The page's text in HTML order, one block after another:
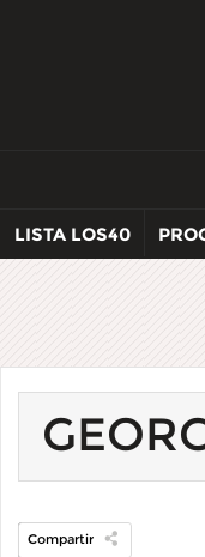
LISTA LOS40
Compartir